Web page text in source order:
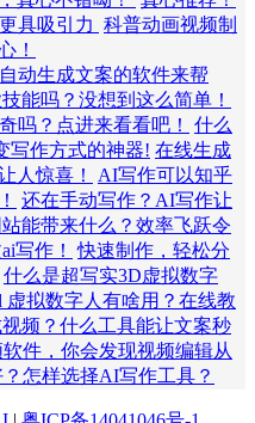
具吸引力 科普动画视频制
！
动生成文案的软件来帮
能吗？没想到这么简单！
吗？点进来看看吧！
什么
写作方式的神器! 在线生成
人惊喜！
AI写作可以知乎
还在手动写作？AI写作让
能带来什么？效率飞跃令
写作！
快速制作，轻松分
什么是超写实3D虚拟数字
虚拟数字人有啥用？在线教
频？什么工具能让文案秒
件，你会发现视频编辑从
怎样选择AI写作工具？